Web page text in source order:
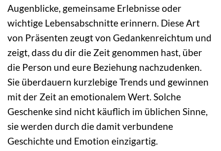
Augenblicke, gemeinsame Erlebnisse oder
wichtige Lebensabschnitte erinnern. Diese Art
von Präsenten zeugt von Gedankenreichtum und
zeigt, dass du dir die Zeit genommen hast, über
die Person und eure Beziehung nachzudenken.
Sie überdauern kurzlebige Trends und gewinnen
mit der Zeit an emotionalem Wert. Solche
Geschenke sind nicht käuflich im üblichen Sinne,
sie werden durch die damit verbundene
Geschichte und Emotion einzigartig.